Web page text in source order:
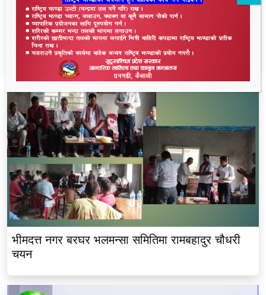
थारू आयोगमा रानाथारूको सहभागिता : संवैधानिक,
ऐतिहासिक र समावेशी दृष्टिकोणबाट विश्लेषण
भीमदत्त नगर बरघर भलमन्सा समितिमा रामबहादुर चौधरी
चयन